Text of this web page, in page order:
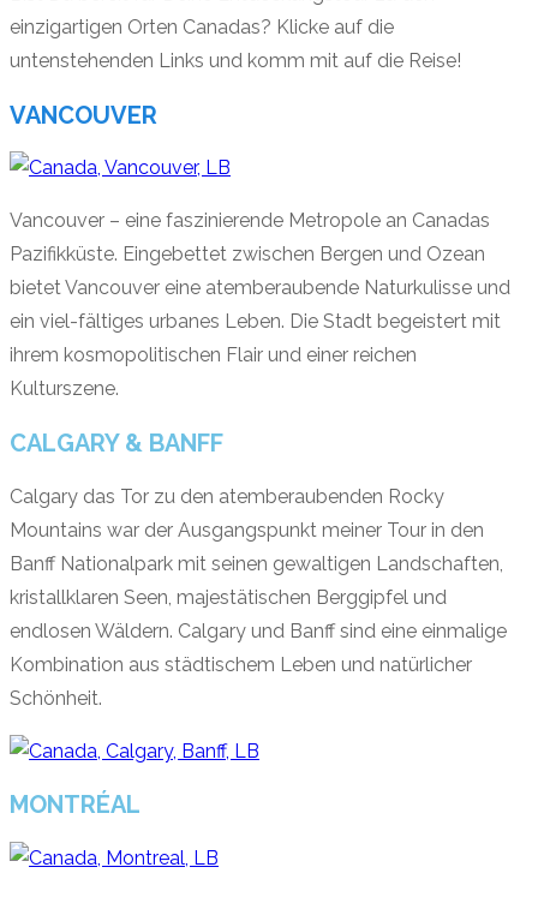
einzigartigen Orten Canadas? Klicke auf die
untenstehenden Links und komm mit auf die Reise!
VANCOUVER
Vancouver – eine faszinierende Metropole an Canadas
Pazifikküste. Eingebettet zwischen Bergen und Ozean
bietet Vancouver eine atemberaubende Naturkulisse und
ein viel-fältiges urbanes Leben. Die Stadt begeistert mit
ihrem kosmopolitischen Flair und einer reichen
Kulturszene.
CALGARY & BANFF
Calgary das Tor zu den atemberaubenden Rocky
Mountains war der Ausgangspunkt meiner Tour in den
Banff Nationalpark mit seinen gewaltigen Landschaften,
kristallklaren Seen, majestätischen Berggipfel und
endlosen Wäldern. Calgary und Banff sind eine einmalige
Kombination aus städtischem Leben und natürlicher
Schönheit.
MONTRÉAL